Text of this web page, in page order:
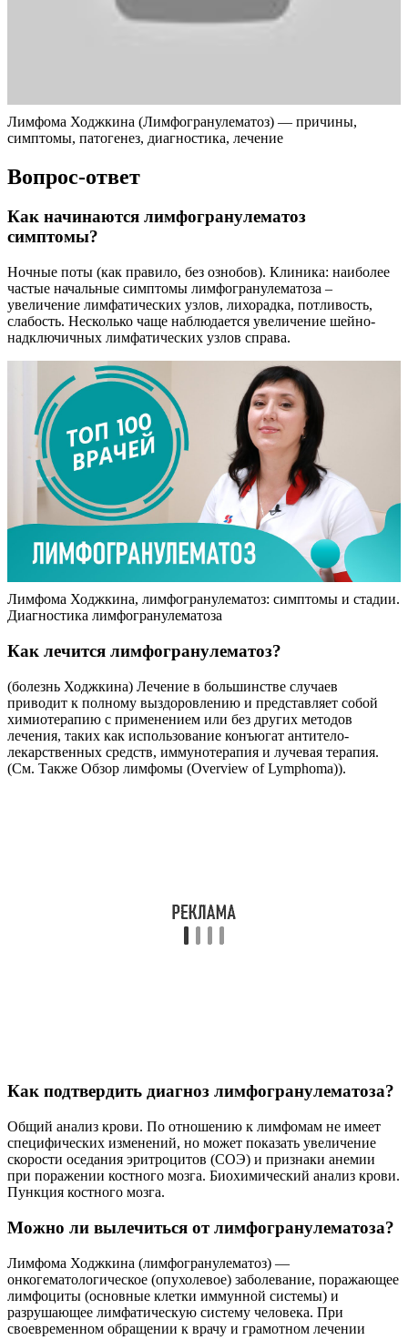
Лимфома Ходжкина (Лимфогранулематоз) — причины,
симптомы, патогенез, диагностика, лечение
Вопрос-ответ
Как начинаются лимфогранулематоз
симптомы?
Ночные поты (как правило, без ознобов). Клиника: наиболее
частые начальные симптомы лимфогранулематоза –
увеличение лимфатических узлов, лихорадка, потливость,
слабость. Несколько чаще наблюдается увеличение шейно-
надключичных лимфатических узлов справа.
Лимфома Ходжкина, лимфогранулематоз: симптомы и стадии.
Диагностика лимфогранулематоза
Как лечится лимфогранулематоз?
(болезнь Ходжкина) Лечение в большинстве случаев
приводит к полному выздоровлению и представляет собой
химиотерапию с применением или без других методов
лечения, таких как использование конъюгат антитело-
лекарственных средств, иммунотерапия и лучевая терапия.
(См. Также Обзор лимфомы (Overview of Lymphoma)).
Как подтвердить диагноз лимфогранулематоза?
Общий анализ крови. По отношению к лимфомам не имеет
специфических изменений, но может показать увеличение
скорости оседания эритроцитов (СОЭ) и признаки анемии
при поражении костного мозга. Биохимический анализ крови.
Пункция костного мозга.
Можно ли вылечиться от лимфогранулематоза?
Лимфома Ходжкина (лимфогранулематоз) —
онкогематологическое (опухолевое) заболевание, поражающее
лимфоциты (основные клетки иммунной системы) и
разрушающее лимфатическую систему человека. При
своевременном обращении к врачу и грамотном лечении